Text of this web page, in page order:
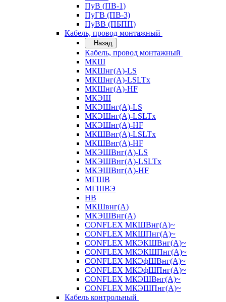
ПуВ (ПВ-1)
ПуГВ (ПВ-3)
ПуВВ (ПБПП)
Кабель, провод монтажный
Назад
Кабель, провод монтажный
МКШ
МКШнг(А)-LS
МКШнг(А)-LSLTx
МКШнг(А)-HF
МКЭШ
МКЭШнг(А)-LS
МКЭШнг(А)-LSLTx
МКЭШнг(А)-HF
МКШВнг(A)-LSLTx
МКШВнг(А)-HF
МКЭШВнг(А)-LS
МКЭШВнг(A)-LSLTx
МКЭШВнг(А)-HF
МГШВ
МГШВЭ
НВ
МКШвнг(А)
МКЭШВнг(А)
CONFLEX МКШВнг(А)~
CONFLEX МКШПнг(А)~
CONFLEX МКЭКШВнг(А)~
CONFLEX МКЭКШПнг(А)~
CONFLEX МКЭфШВнг(А)~
CONFLEX МКЭфШПнг(А)~
CONFLEX МКЭШВнг(А)~
CONFLEX МКЭШПнг(А)~
Кабель контрольный